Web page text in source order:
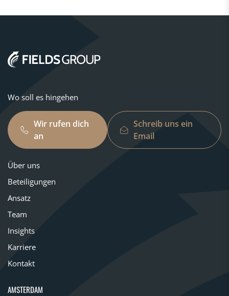
Wo soll es hingehen
Wir rufen dich
an
Schreib uns ein
Email
Über uns
Beteiligungen
Ansatz
Team
Insights
Karriere
Kontakt
AMSTERDAM